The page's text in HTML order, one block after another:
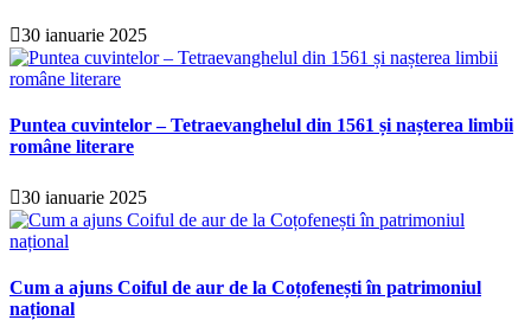
30 ianuarie 2025
Puntea cuvintelor – Tetraevanghelul din 1561 și nașterea limbii
române literare
30 ianuarie 2025
Cum a ajuns Coiful de aur de la Coțofenești în patrimoniul
național